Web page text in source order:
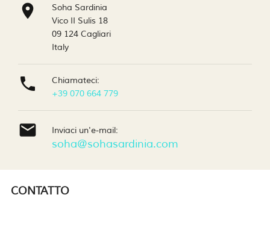

Soha Sardinia
Vico II Sulis 18
09 124 Cagliari
Italy

Chiamateci:
+39 070 664 779
 Inviaci un'e-mail:
soha@sohasardinia.com
CONTATTO